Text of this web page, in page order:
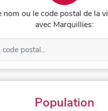
nom ou le code postal de la
avec Marquillies:
code postal...
Population